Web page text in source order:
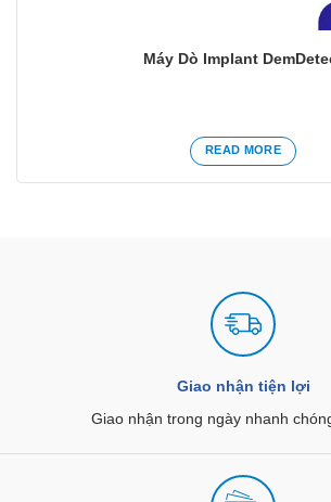
Máy Dò Implant
READ MORE
Giao nhận tiện lợi
Giao nhận trong ngày nhanh